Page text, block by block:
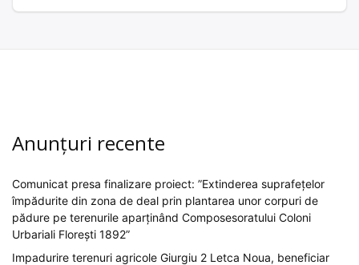
Anunțuri recente
Comunicat presa finalizare proiect: ”Extinderea suprafețelor
împădurite din zona de deal prin plantarea unor corpuri de
pădure pe terenurile aparținând Composesoratului Coloni
Urbariali Florești 1892”
Impadurire terenuri agricole Giurgiu 2 Letca Noua, beneficiar